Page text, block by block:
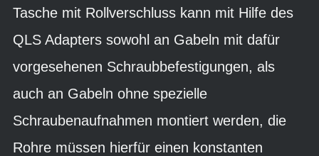
Tasche mit Rollverschluss kann mit Hilfe des
QLS Adapters sowohl an Gabeln mit dafür
vorgesehenen Schraubbefestigungen, als
auch an Gabeln ohne spezielle
Schraubenaufnahmen montiert werden, die
Rohre müssen hierfür einen konstanten